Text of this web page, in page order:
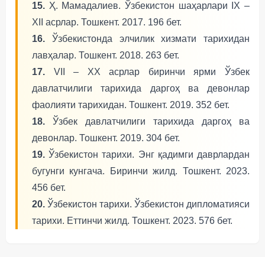
15. Ҳ. Мамадалиев. Ўзбекистон шаҳарлари IX –
XII асрлар. Тошкент. 2017. 196 бет.
16. Ўзбекистонда элчилик хизмати тарихидан
лавҳалар. Тошкент. 2018. 263 бет.
17. VII – XX асрлар биринчи ярми Ўзбек
давлатчилиги тарихида даргоҳ ва девонлар
фаолияти тарихидан. Тошкент. 2019. 352 бет.
18. Ўзбек давлатчилиги тарихида даргоҳ ва
девонлар. Тошкент. 2019. 304 бет.
19. Ўзбекистон тарихи. Энг қадимги даврлардан
бугунги кунгача. Биринчи жилд. Тошкент. 2023.
456 бет.
20. Ўзбекистон тарихи. Ўзбекистон дипломатияси
тарихи. Еттинчи жилд. Тошкент. 2023. 576 бет.